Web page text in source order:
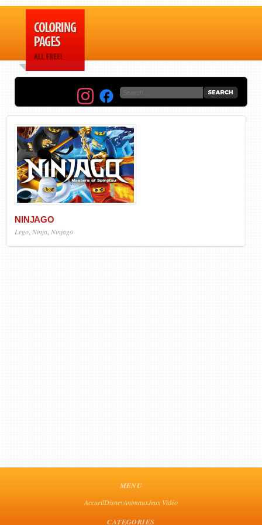
NINJAGO
Lego Ninja Ninjago
MENU
AccueilDisneyAnimauxJeux Vidéo
CATEGORIES